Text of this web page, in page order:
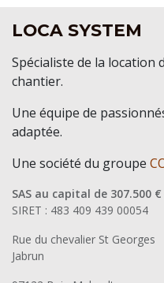
LOCA SYSTEM
Spécialiste de la location
chantier.
Une équipe de
adaptée.
Une société du groupe
SAS au capital de 307.500 €
SIRET : 483 409 439 00054
Rue du chevalier St Georges
Jabrun